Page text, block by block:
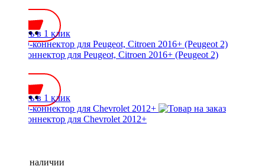
Купить в 1 клик
ISO-коннектор для Peugeot, Citroen 2016+ (Peugeot 2)
Купить в 1 клик
ISO-коннектор для Chevrolet 2012+
Нет в наличии